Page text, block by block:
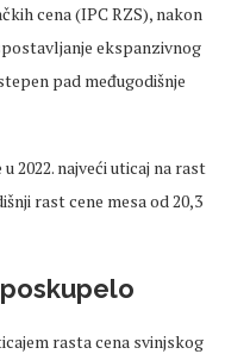
cena (IPC RZS), nakon
ekspanzivnog
pad međugodišnje
2022. najveći uticaj na rast
rast cene mesa od 20,3
rasta cena svinjskog